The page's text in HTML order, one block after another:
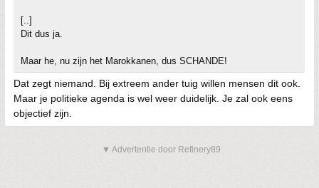
[..]
Dit dus ja.
Maar he, nu zijn het Marokkanen, dus SCHANDE!
Dat zegt niemand. Bij extreem ander tuig willen mensen dit ook.
Maar je politieke agenda is wel weer duidelijk. Je zal ook eens
objectief zijn.
▼ Advertentie door Refinery89